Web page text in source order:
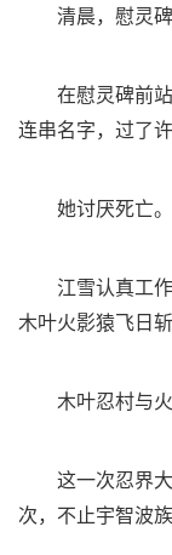
清晨，慰灵碑
在慰灵碑前站
连串名字，过了
她讨厌死亡。
江雪认真工作
木叶火影猿飞日
木叶忍村与火
这一次忍界大
次，不止宇智波